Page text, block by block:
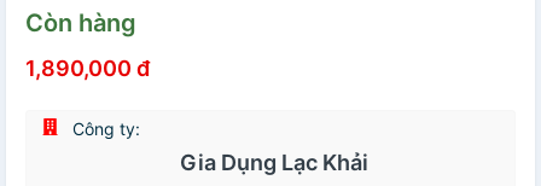
Còn hàng
1,890,000 đ
Công ty:
Gia Dụng Lạc Khải